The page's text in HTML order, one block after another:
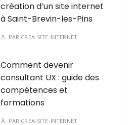
création d’un site internet
à Saint-Brevin-les-Pins
PAR CREA-SITE-INTERNET
Comment devenir
consultant UX : guide des
compétences et
formations
PAR CREA-SITE-INTERNET